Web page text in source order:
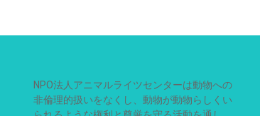
NPO法人アニマルライツセンターは動物への
非倫理的扱いをなくし、動物が動物らしくい